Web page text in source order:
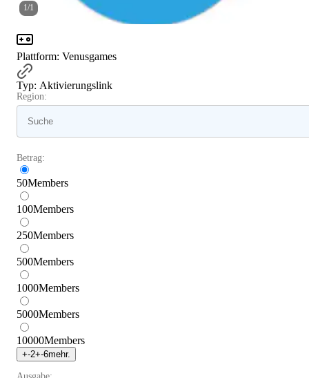
1/1
Plattform: Venusgames
Typ: Aktivierungslink
Region:
Betrag:
50Members
100Members
250Members
500Members
1000Members
5000Members
10000Members
+-2+-6mehr.